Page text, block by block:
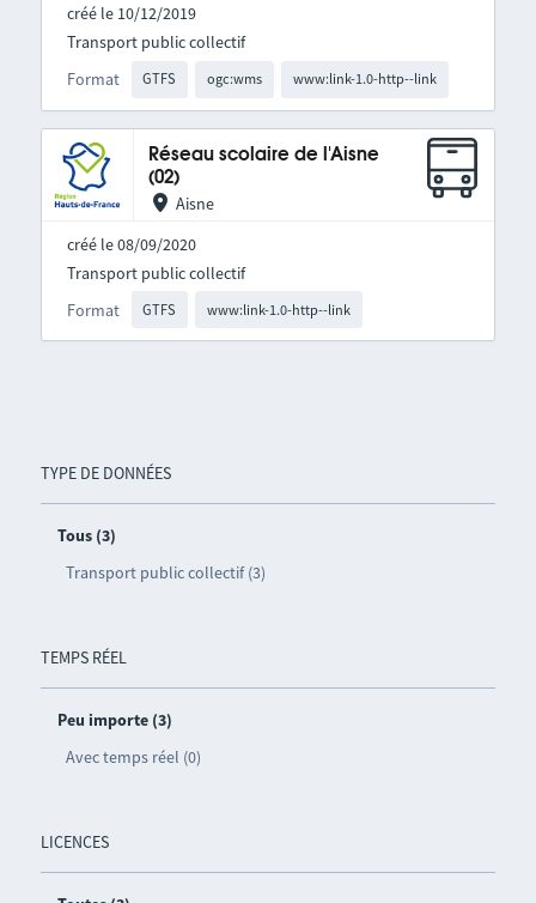
TYPE DE DONNÉES
Tous (3)
Transport public collectif (3)
TEMPS RÉEL
Peu importe (3)
Avec temps réel (0)
LICENCES
créé le 10/12/2019
Format GTFS ogc:wms www:link-1.0-http--link
Transport public collectif
Réseau scolaire de l'Aisne
(02)
Aisne
créé le 08/09/2020
Format GTFS www:link-1.0-http--link
Transport public collectif